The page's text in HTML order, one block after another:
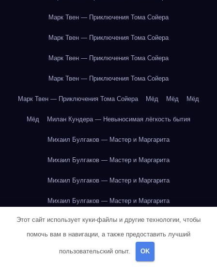
Марк Твен — Приключения Тома Сойера
Марк Твен — Приключения Тома Сойера
Марк Твен — Приключения Тома Сойера
Марк Твен — Приключения Тома Сойера
Марк Твен — Приключения Тома Сойера Мёд Мёд Мёд
Мёд Милан Кундера — Невыносимая лёгкость бытия
Михаил Булгаков — Мастер и Маргарита
Михаил Булгаков — Мастер и Маргарита
Михаил Булгаков — Мастер и Маргарита
Михаил Булгаков — Мастер и Маргарита
Михаил Булгаков — Мастер и Маргарита
Михаил Булгаков — Мастер и Маргарита
Михаил Булгаков — Мастер и Маргарита
Этот сайт использует куки-файлы и другие технологии, чтобы
помочь вам в навигации, а также предоставить лучший
пользовательский опыт. OK